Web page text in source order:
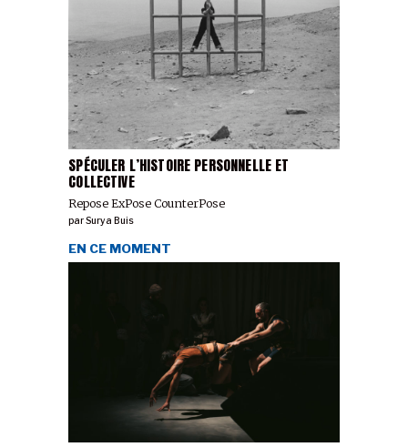
SPÉCULER L’HISTOIRE PERSONNELLE ET
COLLECTIVE
Repose ExPose CounterPose
parSurya Buis
EN CE MOMENT